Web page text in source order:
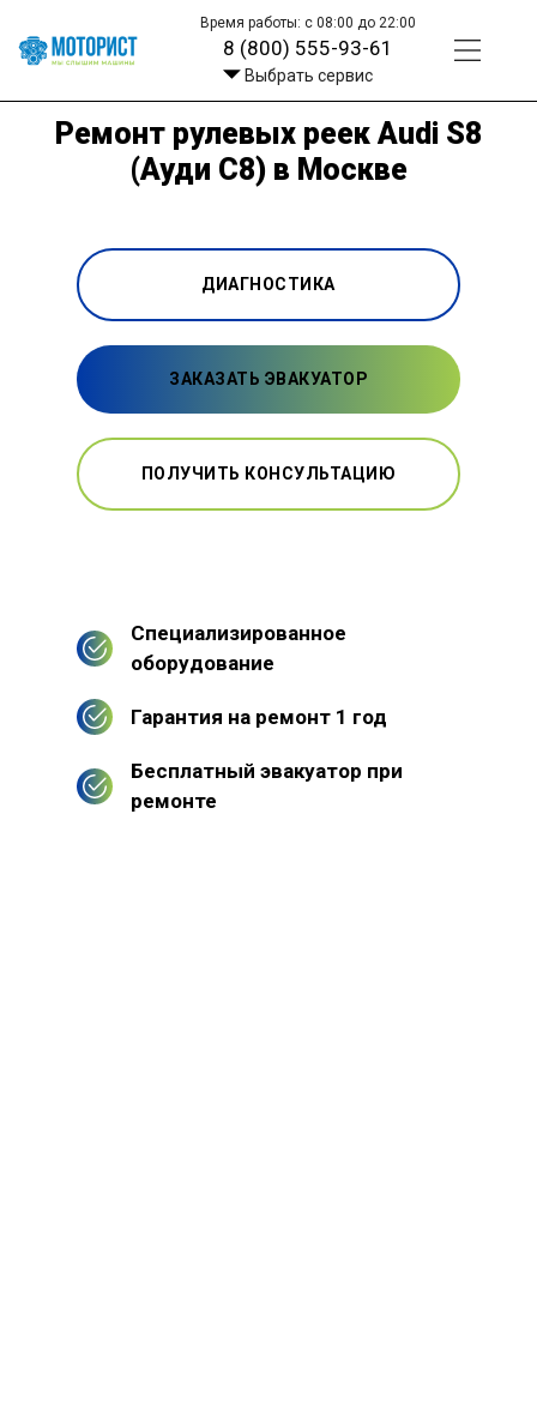
Время работы: с 08:00 до 22:00
8 (800) 555-93-61
Выбрать сервис
Ремонт рулевых реек Audi S8
(Ауди С8) в Москве
ДИАГНОСТИКА
ЗАКАЗАТЬ ЭВАКУАТОР
ПОЛУЧИТЬ КОНСУЛЬТАЦИЮ
Специализированное
оборудование
Гарантия на ремонт 1 год
Бесплатный эвакуатор при
ремонте